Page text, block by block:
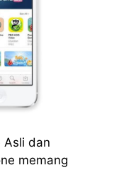
Asli dan
memang